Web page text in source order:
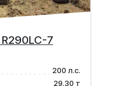
7
200 л.с.
29.30 т